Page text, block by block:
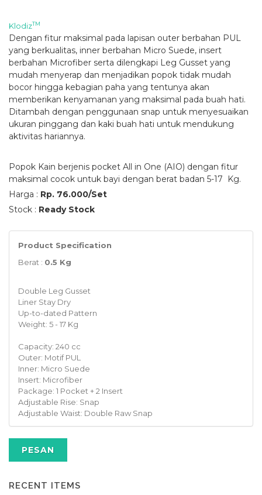
KlodizTM
Dengan fitur maksimal pada lapisan outer berbahan PUL
yang berkualitas, inner berbahan Micro Suede, insert
berbahan Microfiber serta dilengkapi Leg Gusset yang
mudah menyerap dan menjadikan popok tidak mudah
bocor hingga kebagian paha yang tentunya akan
memberikan kenyamanan yang maksimal pada buah hati.
Ditambah dengan penggunaan snap untuk menyesuaikan
ukuran pinggang dan kaki buah hati untuk mendukung
aktivitas hariannya.
Popok Kain berjenis pocket All in One (AIO) dengan fitur
maksimal cocok untuk bayi dengan berat badan 5-17 Kg.
Harga : Rp. 76.000/Set
Stock : Ready Stock
Product Specification
Berat : 0.5 Kg
Double Leg Gusset
Liner Stay Dry
Up-to-dated Pattern
Weight: 5 - 17 Kg
Capacity: 240 cc
Outer: Motif PUL
Inner: Micro Suede
Insert: Microfiber
Package: 1 Pocket + 2 Insert
Adjustable Rise: Snap
Adjustable Waist: Double Raw Snap
PESAN
RECENT ITEMS